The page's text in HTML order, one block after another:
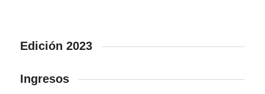
Edición 2023
Ingresos